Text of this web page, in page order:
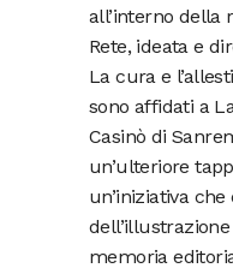
all’interno della
Rete, ideata e
La cura e
sono affidati a
Casinò di
un’ulteriore
un’iniziativa
memoria